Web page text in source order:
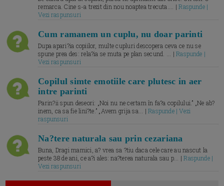
remarca. Cine s-a trezit din nou noaptea trecuta.... |Raspunde |
Vezi raspunsuri
Cum ramanem un cuplu, nu doar parinti
Dupa apari?ia copiilor, multe cupluri descopera ceva ce nu se
spune prea des: rela?ia se muta pe plan secund. ... |Raspunde |
Vezi raspunsuri
Copilul simte emotiile care plutesc in aer
intre parinti
Parin?ii spun deseori: „Noi nu ne certam în fa?a copilului.” „Ne ab?
inem, ca sa fie lini?te.” „Avem grija sa... |Raspunde | Vezi
raspunsuri
Na?tere naturala sau prin cezariana
Buna, Dragi mamici, a? vrea sa ?tiu daca cele care au nascut la
peste 38 de ani, ce a?i ales: na?terea naturala sau p... |Raspunde |
Vezi raspunsuri